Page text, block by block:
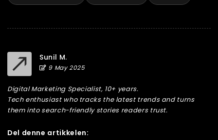
Sunil M.
9 May 2025
Digital Marketing Specialist, 10+ years.
Tech enthusiast who tracks the latest trends and turns
them into search-friendly stories readers trust.
Del denne artikkelen: